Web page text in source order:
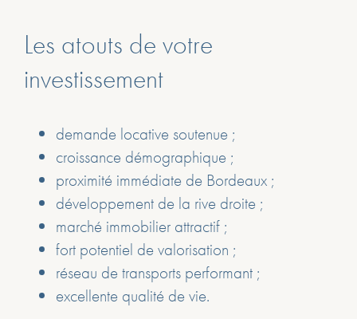
Les atouts de votre
investissement
demande locative soutenue ;
croissance démographique ;
proximité immédiate de Bordeaux ;
développement de la rive droite ;
marché immobilier attractif ;
fort potentiel de valorisation ;
réseau de transports performant ;
excellente qualité de vie.